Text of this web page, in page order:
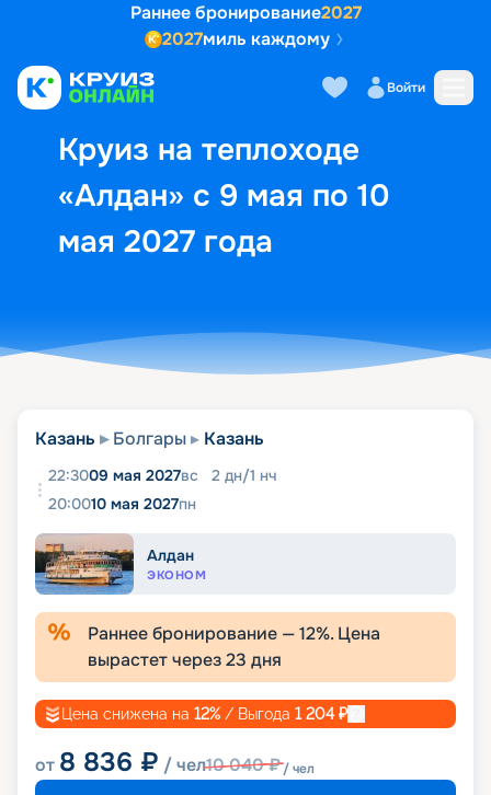
Раннее бронирование2027
2027миль каждому
Войти
Круиз на теплоходе
«Алдан» с 9 мая по 10
мая 2027 года
Выбор кают Маршрут и
Казань Болгары Казань
22:3009 мая 2027вс 2 дн/1 нч
20:0010 мая 2027пн
Алдан
ЭКОНОМ
Раннее бронирование —12%. Цена
вырастет через23 дня
Цена снижена на 12% / Выгода 1 204 ₽
от 8 836 ₽ / чел10 040₽/ чел